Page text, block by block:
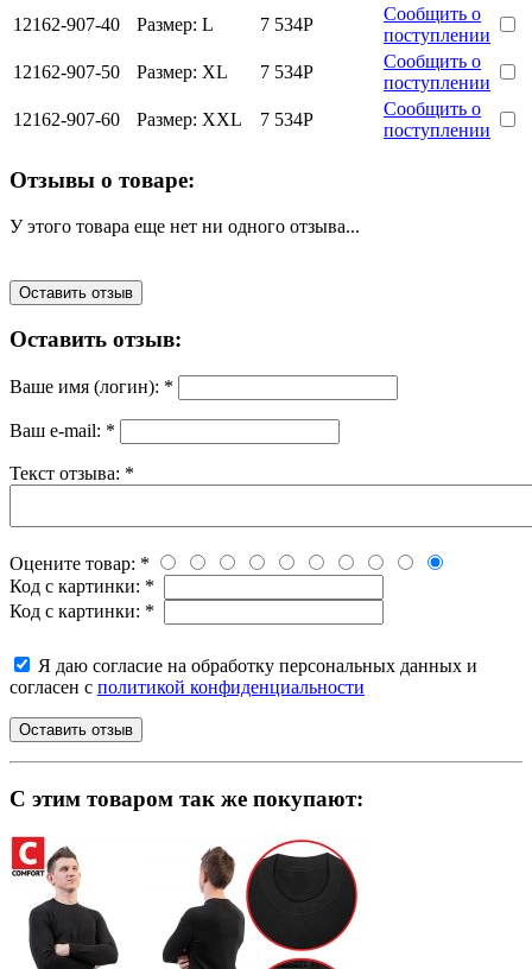
12162-907-40 Размер: L 7 534Р
Сообщить о
поступлении
12162-907-50
Размер: XL 7 534Р
Сообщить о
поступлении
12162-907-60
Размер: XXL 7 534Р
Сообщить о
поступлении
Отзывы о товаре:
У этого товара еще нет ни одного отзыва...
Оставить отзыв
Оставить отзыв:
Ваше имя (логин): *
Ваш e-mail: *
Текст отзыва: *
Оцените товар: *
Код с картинки: *
Код с картинки: *
Я даю согласие на обработку персональных данных и
согласен с политикой конфиденциальности
C этим товаром так же покупают: